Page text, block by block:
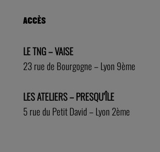
ACCÈS
LE TNG – VAISE
23 rue de Bourgogne – Lyon 9ème
LES ATELIERS – PRESQU’ÎLE
5 rue du Petit David – Lyon 2ème